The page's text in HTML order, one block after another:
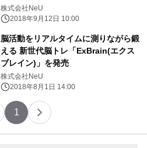
株式会社NeU
2018年9月12日 10:00
脳活動をリアルタイムに測りながら鍛
える 新世代脳トレ「ExBrain(エクス
ブレイン)」を発売
株式会社NeU
2018年8月1日 14:00
1